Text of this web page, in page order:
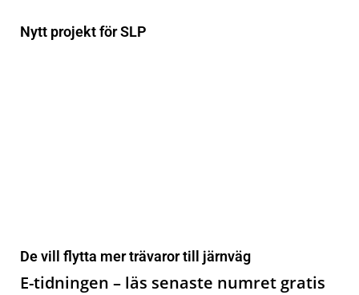
Nytt projekt för SLP
De vill flytta mer trävaror till järnväg
E-tidningen – läs senaste numret gratis